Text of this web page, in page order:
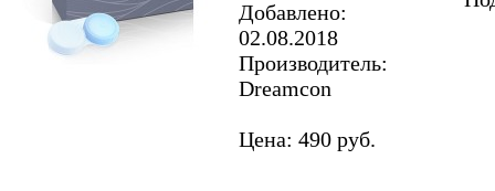
Добавлено:
02.08.2018
Производитель:
Dreamcon
Цена: 490 руб.